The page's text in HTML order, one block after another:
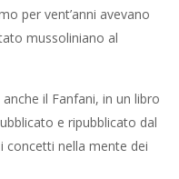
per vent’anni avevano
mussoliniano al
il Fanfani, in un libro
e ripubblicato dal
concetti nella mente dei